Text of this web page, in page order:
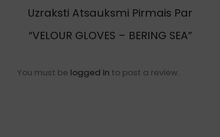
Uzraksti Atsauksmi Pirmais Par
“VELOUR GLOVES – BERING SEA”
You must be logged in to post a review.